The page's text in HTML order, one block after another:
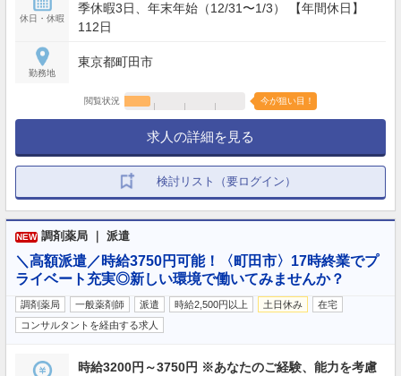
休日・休暇
季休暇3日、年末年始（12/31〜1/3） 【年間休日】
112日
勤務地
東京都町田市
閲覧状況 今が狙い目！
求人の詳細を見る
検討リスト（要ログイン）
NEW 調剤薬局 ｜ 派遣
＼高額派遣／時給3750円可能！〈町田市〉17時終業でプ
ライベート充実◎新しい環境で働いてみませんか？
調剤薬局 一般薬剤師 派遣 時給2,500円以上 土日休み
在宅
コンサルタントを経由する求人
時給3200円～3750円 ※あなたのご経験、能力を考慮